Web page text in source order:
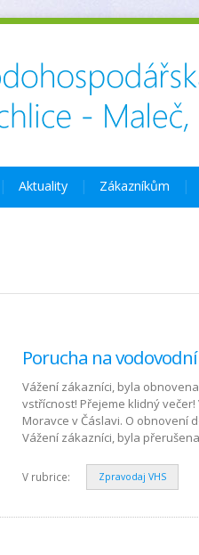
Aktuality Zákazníkům
Porucha na
Vážení zákazníci, byla
vstřícnost! Přejeme klidný
Moravce v Čáslavi. O
Vážení zákazníci, byla
V rubrice: Zpravodaj VHS